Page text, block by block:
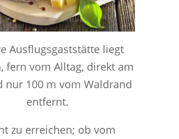
Ausﬂugsgaststätte liegt
fern vom Alltag, direkt am
nur 100 m vom Waldrand
entfernt.
zu erreichen; ob vom